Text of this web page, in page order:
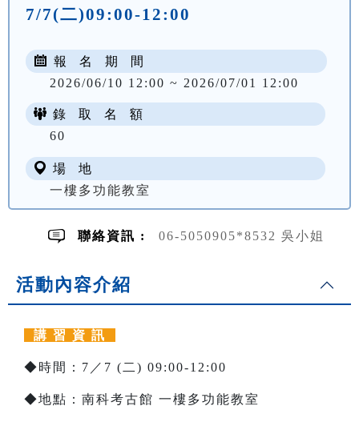
7/7(二)09:00-12:00
報 名 期 間
2026/06/10 12:00 ~ 2026/07/01 12:00
錄 取 名 額
60
場 地
一樓多功能教室
聯絡資訊 : 06-5050905*8532 吳小姐
活動內容介紹
講 習 資 訊
◆時間：7／7 (二) 09:00-12:00
◆地點：南科考古館 一樓多功能教室